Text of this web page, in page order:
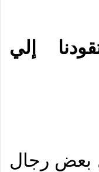
إلي
بعض رجال